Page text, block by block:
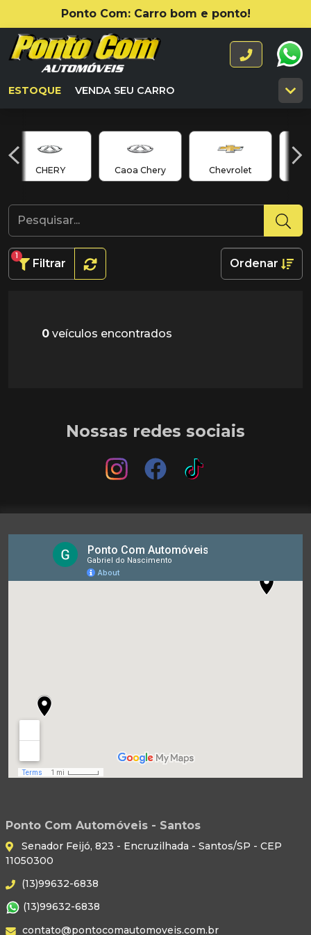
Ponto Com: Carro bom e ponto!
ESTOQUE VENDA SEU CARRO
CHERY Caoa Chery Chevrolet
Filtrar
1
Ordenar
0 veículos encontrados
Nossas redes sociais
Ponto Com Automóveis - Santos
Senador Feijó, 823 - Encruzilhada - Santos/SP - CEP
11050300
(13)99632-6838
(13)99632-6838
contato@pontocomautomoveis.com.br